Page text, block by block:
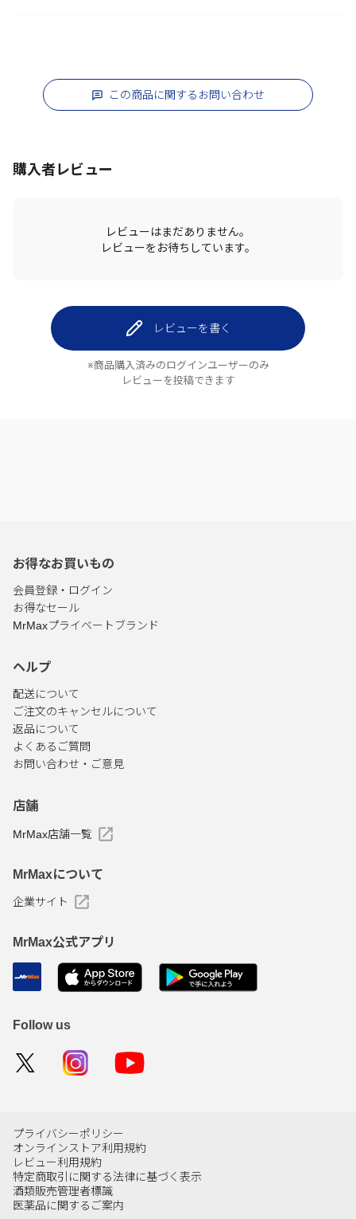
この商品に関するお問い合わせ
購入者レビュー
レビューはまだありません。
レビューをお待ちしています。
レビューを書く
※商品購入済みのログインユーザーのみ
レビューを投稿できます
お得なお買いもの
会員登録・ログイン
お得なセール
MrMaxプライベートブランド
ヘルプ
配送について
ご注文のキャンセルについて
返品について
よくあるご質問
お問い合わせ・ご意見
店舗
MrMax店舗一覧
MrMaxについて
企業サイト
MrMax公式アプリ
Follow us
プライバシーポリシー
オンラインストア利用規約
レビュー利用規約
特定商取引に関する法律に基づく表示
酒類販売管理者標識
医薬品に関するご案内